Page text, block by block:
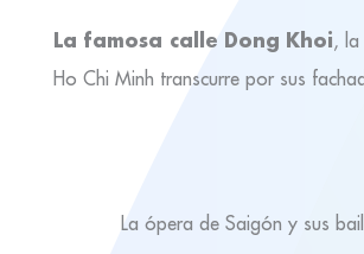
La famosa calle Dong Khoi,
Ho Chi Minh transcurre por sus
La ópera de Saigón y sus